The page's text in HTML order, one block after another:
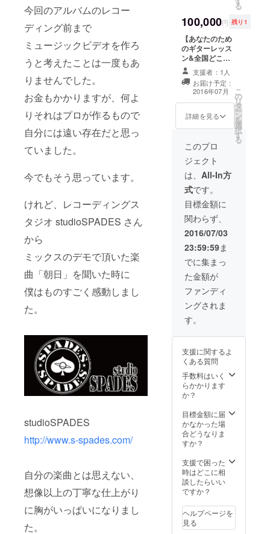
今回のアルバムのレコー
ディング前まで
ミュージックビデオを作ろ
うと考えたことは一度もあ
りませんでした。
お金もかかりますが、何よ
りそれはプロが作るもので
自分には遠い存在だと思っ
ていました。
今でもそう思っています。
けれど、レコーディングス
タジオ studioSPADES さん
から
ミックスのデモで頂いた楽
曲「朝日」を聞いた時に
僕はものすごく感動しまし
た。
studioSPADES
http://www.s-spades.com/
自分の楽曲とは思えない、
想像以上の丁寧な仕上がり
に胸がいっぱいになりまし
た。
昇る場所」
は「心」や
「気持ち」
を表してい
て、
朝日が昇
り、夜から
朝に変わる
ように
アルバムを
聴いた人の
気持ちが、
暗い気持ち
から明るい
気持ちに・
希望に満ち
た気持ちに
なってほし
いという思
いを込めて
名づける。
27日主催ライブ
にご招待 4. 手書
きの感謝の手紙
をライブチケッ
トと一緒にお届
け 5. 口コミで評
判の沖縄県産手
作りソーセージ
セットをお届
マンゴーを真心
込めてお届け！
※マンゴーの発送
は7月～8月を予
定。
る
100,000円 残り1
【あなたのため
のギターレッス
ン&全国どこで
も出張ライ
ブ！】 1. 10曲入
りアルバム「朝
日が昇る場所」
メッセージ&サ
イン付（CD） 2.
MVのエンドロー
レジット 3. 11月
27日主催ライブ
にご招待 4. 手書
きの感謝の手紙
をライブチケッ
トと一緒にお届
け 5. 口コミで評
判の沖縄県産手
作りソーセージ
セットをお届け
ゴーを真心込め
てお届け ※マン
ゴーの発送は7月
～8月を予定。
7. あなたがギ
ターで1曲弾ける
までお手伝いし
ます！ （レッス
ン） ※テレビ電
話（スカイッ
プ、フェイスタ
イムなど）も対
応 ※レッスンは
2016年12月以降
を予定 8. あなた
のご希望の場所
全国どこでも伺
います！ （渡航
費込み。出張ラ
イブは2016年12
※あなたの好き
な曲をカバーさ
せて下さい！
支援者：1人
お届け予定：
2016年07月
詳細を見る
こ
の
リ
タ
ー
ン
を
選
択
す
る
このプロ
ジェクト
は、 All-In方
式です。
目標金額に
関わらず、
2016/07/03
23:59:59ま
でに集まっ
た金額が
ファンディ
ングされま
す。
支援に関するよ
くある質問
手数料はいく
らかかります
か？
目標金額に届
かなかった場
合どうなりま
すか？
支援で困った
時はどこに相
談したらいい
ですか？
ヘルプページを
見る